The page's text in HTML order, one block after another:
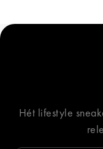
Hét lifestyle